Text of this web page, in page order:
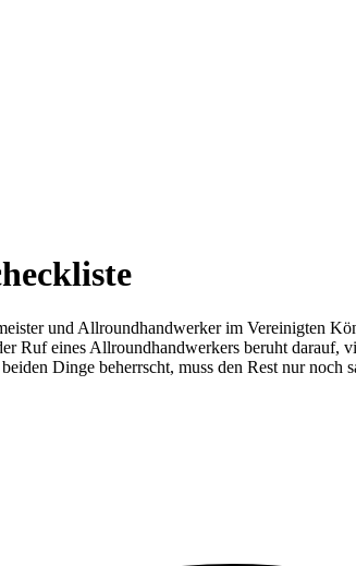
und Allroundhandwerker im Vereinigten
Ruf eines Allroundhandwerkers beruht darauf,
Dinge beherrscht, muss den Rest nur noch